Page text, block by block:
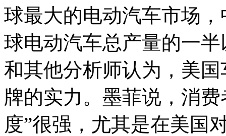
球最大的电动汽车市场
球电动汽车总产量的一
和其他分析师认为，美
牌的实力。墨菲说，消
度”很强，尤其是在美国